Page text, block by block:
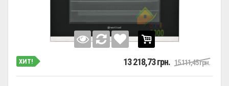
ХИТ! 13 218,73 грн. 15 111,45 грн.